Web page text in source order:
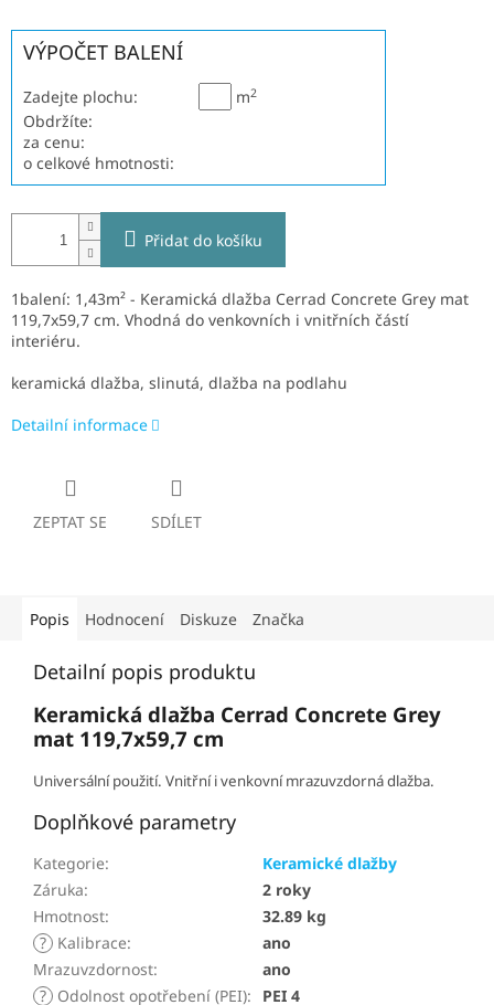
VÝPOČET BALENÍ
Zadejte plochu: m2
Obdržíte:
za cenu:
o celkové hmotnosti:
Přidat do košíku
1balení: 1,43m² - Keramická dlažba Cerrad Concrete Grey mat
119,7x59,7 cm. Vhodná do venkovních i vnitřních částí
interiéru.
keramická dlažba, slinutá, dlažba na podlahu
Detailní informace
ZEPTAT SE SDÍLET
Popis Hodnocení Diskuze Značka
Detailní popis produktu
Keramická dlažba Cerrad Concrete Grey
mat 119,7x59,7 cm
Universální použití. Vnitřní i venkovní mrazuvzdorná dlažba.
Doplňkové parametry
Kategorie:
Keramické dlažby
Záruka:
2 roky
Hmotnost:
32.89 kg
? Kalibrace:
ano
Mrazuvzdornost:
ano
? Odolnost opotřebení (PEI):
PEI 4